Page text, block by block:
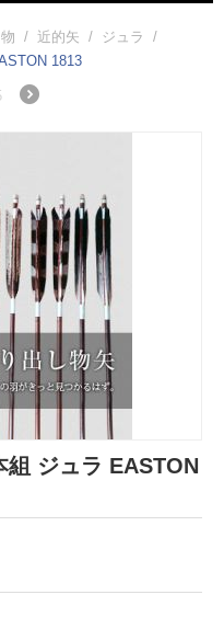
/ 近的矢 / ジュラ
/
1813
組 ジュラ EASTON